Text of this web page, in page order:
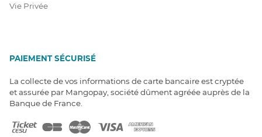
Vie Privée
PAIEMENT SÉCURISÉ
La collecte de vos informations de carte bancaire est cryptée
et assurée par Mangopay, société dûment agréée auprès de la
Banque de France.